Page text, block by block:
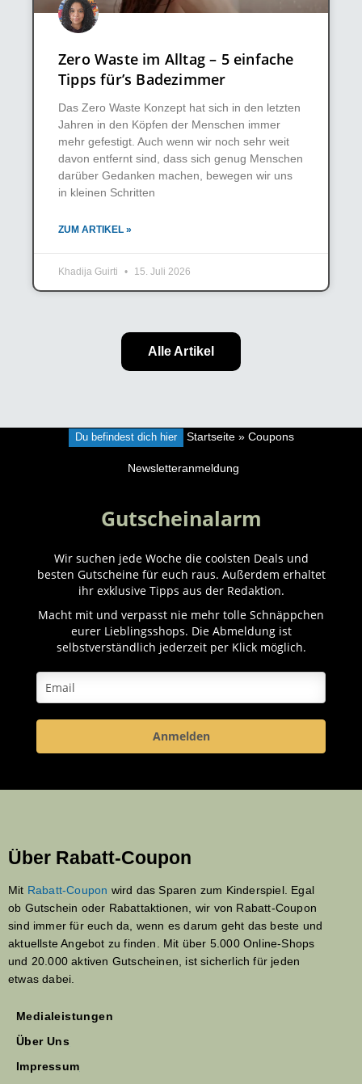
Zero Waste im Alltag – 5 einfache
Tipps für’s Badezimmer
Das Zero Waste Konzept hat sich in den letzten
Jahren in den Köpfen der Menschen immer
mehr gefestigt. Auch wenn wir noch sehr weit
davon entfernt sind, dass sich genug Menschen
darüber Gedanken machen, bewegen wir uns
in kleinen Schritten
ZUM ARTIKEL »
Khadija Guirti 15. Juli 2026
Alle Artikel
Du befindest dich hier Startseite» Coupons
Newsletteranmeldung
Gutscheinalarm
Wir suchen jede Woche die coolsten Deals und
besten Gutscheine für euch raus. Außerdem erhaltet
ihr exklusive Tipps aus der Redaktion.
Macht mit und verpasst nie mehr tolle Schnäppchen
eurer Lieblingsshops. Die Abmeldung ist
selbstverständlich jederzeit per Klick möglich.
Anmelden
Über Rabatt-Coupon
Mit Rabatt-Coupon wird das Sparen zum Kinderspiel. Egal
ob Gutschein oder Rabattaktionen, wir von Rabatt-Coupon
sind immer für euch da, wenn es darum geht das beste und
aktuellste Angebot zu finden. Mit über 5.000 Online-Shops
und 20.000 aktiven Gutscheinen, ist sicherlich für jeden
etwas dabei.
Medialeistungen
Über Uns
Impressum